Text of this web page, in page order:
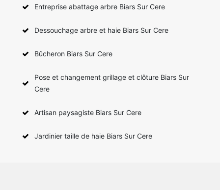
Entreprise abattage arbre Biars Sur Cere
Dessouchage arbre et haie Biars Sur Cere
Bûcheron Biars Sur Cere
Pose et changement grillage et clôture Biars Sur
Cere
Artisan paysagiste Biars Sur Cere
Jardinier taille de haie Biars Sur Cere